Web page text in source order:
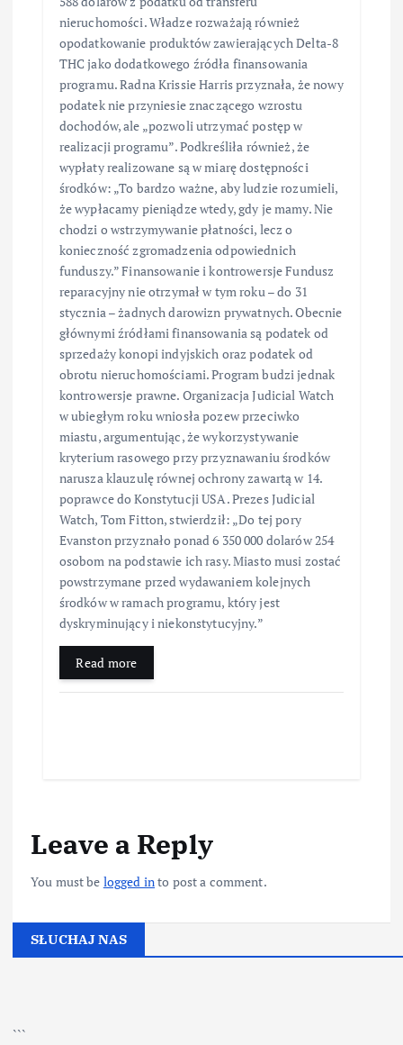
nieruchomości. Władze rozważają również
opodatkowanie produktów zawierających Delta-8
THC jako dodatkowego źródła finansowania
programu. Radna Krissie Harris przyznała, że nowy
podatek nie przyniesie znaczącego wzrostu
dochodów, ale „pozwoli utrzymać postęp w
realizacji programu”. Podkreśliła również, że
wypłaty realizowane są w miarę dostępności
środków: „To bardzo ważne, aby ludzie rozumieli,
że wypłacamy pieniądze wtedy, gdy je mamy. Nie
chodzi o wstrzymywanie płatności, lecz o
konieczność zgromadzenia odpowiednich
funduszy.” Finansowanie i kontrowersje Fundusz
reparacyjny nie otrzymał w tym roku – do 31
stycznia – żadnych darowizn prywatnych. Obecnie
głównymi źródłami finansowania są podatek od
sprzedaży konopi indyjskich oraz podatek od
obrotu nieruchomościami. Program budzi jednak
kontrowersje prawne. Organizacja Judicial Watch
w ubiegłym roku wniosła pozew przeciwko
miastu, argumentując, że wykorzystywanie
kryterium rasowego przy przyznawaniu środków
narusza klauzulę równej ochrony zawartą w 14.
poprawce do Konstytucji USA. Prezes Judicial
Watch, Tom Fitton, stwierdził: „Do tej pory
Evanston przyznało ponad 6 350 000 dolarów 254
osobom na podstawie ich rasy. Miasto musi zostać
powstrzymane przed wydawaniem kolejnych
środków w ramach programu, który jest
dyskryminujący i niekonstytucyjny.”
Read more
Leave a Reply
You must be logged into post a comment.
SŁUCHAJ NAS
```